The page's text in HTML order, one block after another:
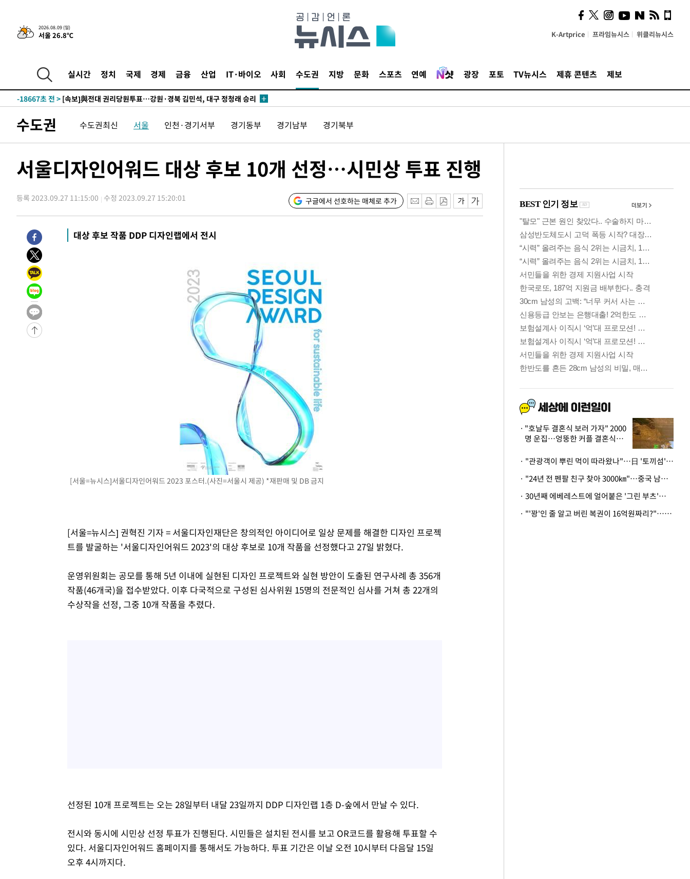
2026.08.09 (일)
서울 26.8℃ K-Artprice 프라임뉴시스 위클리뉴시스
실시간 정치 국제 경제 금융 산업 IT·바이오 사회 수도권 지방 문화 스포츠 연예 광장 포토 TV뉴시스 제휴 콘텐츠 제보
-24521초 전 >이강인 ATM 입단식에 '상암벌 들썩'…"세계적인 선수 되길"
-23517초 전 >태풍 돌핀, 중 저장성 타이저우시 해안에 상륙 (1보)
-19493초 전 >
[속보]與 강원·TK 당원투표 합산 김민석 48.54%로 승리…정청래
44.40%
-18827초 전 >
44.53%
-18667초 전 > [속보]與전대 권리당원투표…강원·경북 김민석, 대구 정청래 승리
45.71%
-18376초 전 >
[속보]與 당대표 경선, 대구 권리당원 투표 정청래 47.82%·김민석
-18173초 전 >[속보]與 당대표 경선, 강원 권리당원 투표 김민석 승리…50.30%
-8733초 전 > [속보]장은수, KLPGA 제주삼다수 역전 우승…데뷔 10년 차에 첫 정
-4025초 전 >손흥민, 68분 뛰고 2경기 침묵…LAFC, 톨루카에 1-0 승리(종합)
-3297초 전 >'2경기 연속 침묵' 손흥민, 톨루카전 68분만 뛰고 슈팅 0개
-2049초 전 >
이강인, 오늘 서울서 AT마드리드 입단식…'전례 없는 특급대우'
3시간 전 >
'여긴 20도, 저긴 50도'…열화상 카메라로 본 폭염 저감시설 '온도차'
3시간 전 >
-30379초 전 >
'AT마드리드 7번' 이강인, 맨시티 상대로 비공식 데뷔전
-29881초 전 >
[속보]'AT마드리드 7번' 이강인, 맨시티 상대로 비공식 데뷔전
-27945초 전 >
네타냐후, 트럼프의 가자 평화 2차 15개조 평화안 '거부'
-24541초 전 >
이강인 ATM 입단식에 '상암벌 들썩'…"세계적인 선수 되길"
-23537초 전 >
태풍 돌핀, 중 저장성 타이저우시 해안에 상륙 (1보)
AT마드리드 데뷔 앞둔 이강인, 맨시티전 선발 대신 '벤치 시작'
[속보]與 강원·TK 당원투표 합산 김민석 48.54%로 승리…정청래
與 강원·TK 당원투표 합산 김민석 46.01%로 승리…정청래
[속보]與전대 권리당원투표…강원·경북 김민석, 대구 정청래 승리
[속보]與 당대표 경선, 경북 권리당원 투표 김민석 47.37%·정청래
[속보]與 당대표 경선, 대구 권리당원 투표 정청래 47.82%·김민석
[속보]與 당대표 경선, 강원 권리당원 투표 김민석 승리…50.30%
"일본축구협회, 대한축구협회 성 접대 의혹 심판 조사"
[속보]장은수, KLPGA 제주삼다수 역전 우승…데뷔 10년 차에 첫 정
"얼마나 더웠으면"…안동 물길공원서 헤엄친 구렁이 '소동'
손흥민, 68분 뛰고 2경기 침묵…LAFC, 톨루카에 1-0 승리(종합)
'여긴 20도, 저긴 50도'…열화상 카메라로 본 폭염 저감시설 '온도차'
콜롬비아 신임 우파 대통령 취임 하루만에 차량폭탄 폭발 사건
수도권 수도권최신 서울 인천·경기서부 경기동부 경기남부 경기북부
서울디자인어워드 대상 후보 10개 선정…시민상 투표 진행
등록 2023.09.27 11:15:00 수정 2023.09.27 15:20:01 구글에서 선호하는 매체로 추가
대상 후보 작품 DDP 디자인랩에서 전시
[서울=뉴시스]서울디자인어워드 2023 포스터.(사진=서울시 제공) *재판매 및 DB 금지
[서울=뉴시스] 권혁진 기자 = 서울디자인재단은 창의적인 아이디어로 일상 문제를 해결한 디자인 프로젝
트를 발굴하는 '서울디자인어워드 2023'의 대상 후보로 10개 작품을 선정했다고 27일 밝혔다.
운영위원회는 공모를 통해 5년 이내에 실현된 디자인 프로젝트와 실현 방안이 도출된 연구사례 총 356개
작품(46개국)을 접수받았다. 이후 다국적으로 구성된 심사위원 15명의 전문적인 심사를 거쳐 총 22개의
수상작을 선정, 그중 10개 작품을 추렸다.
선정된 10개 프로젝트는 오는 28일부터 내달 23일까지 DDP 디자인랩 1층 D-숲에서 만날 수 있다.
전시와 동시에 시민상 선정 투표가 진행된다. 시민들은 설치된 전시를 보고 OR코드를 활용해 투표할 수
있다. 서울디자인어워드 홈페이지를 통해서도 가능하다. 투표 기간은 이날 오전 10시부터 다음달 15일
오후 4시까지다.
사이 해답 찾았죠"…알을
깨고 나온 '초자아'
"호날두 결혼식 보러 가자" 2000
명 운집…엉뚱한 커플 결혼식에
· "관광객이 뿌린 먹이 따라왔나"…日 '토끼섬' 멧돼지, 토끼까지 사냥
· "24년 전 펜팔 친구 찾아 3000㎞"…중국 남성 사연에 '뭉클'
· 30년째 에베레스트에 얼어붙은 '그린 부츠'…드디어 가족 품으로
· "'꽝'인 줄 알고 버린 복권이 16억원짜리?"…극적으로 되찾은 사연